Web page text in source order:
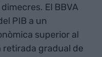
El BBVA
PIB a un
superior al
retirada gradual de